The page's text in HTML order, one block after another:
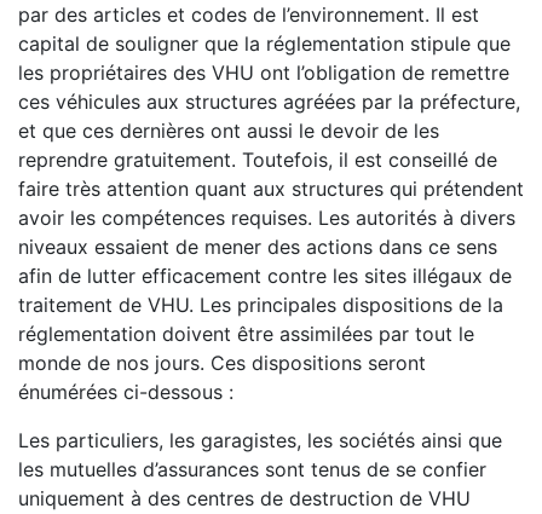
par des articles et codes de l’environnement. Il est
capital de souligner que la réglementation stipule que
les propriétaires des VHU ont l’obligation de remettre
ces véhicules aux structures agréées par la préfecture,
et que ces dernières ont aussi le devoir de les
reprendre gratuitement. Toutefois, il est conseillé de
faire très attention quant aux structures qui prétendent
avoir les compétences requises. Les autorités à divers
niveaux essaient de mener des actions dans ce sens
afin de lutter efficacement contre les sites illégaux de
traitement de VHU. Les principales dispositions de la
réglementation doivent être assimilées par tout le
monde de nos jours. Ces dispositions seront
énumérées ci-dessous :
Les particuliers, les garagistes, les sociétés ainsi que
les mutuelles d’assurances sont tenus de se confier
uniquement à des centres de destruction de VHU